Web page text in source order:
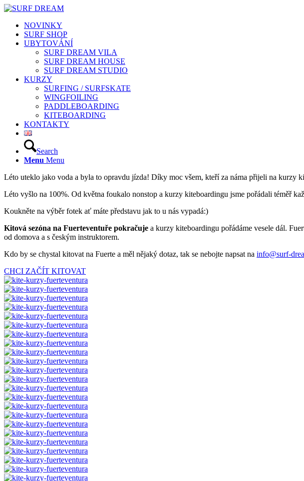
NOVINKY
SURF SHOP
UBYTOVÁNÍ
SURF DREAM VILA
SURF DREAM HOUSE
SURF DREAM STUDIO
KURZY
SURFING / SURFSKATE
WINGFOILING
PADDLEBOARDING
KITEBOARDING
KONTAKTY
Search
Menu Menu
Léto uteklo jako voda a byla to opravdu jízda! Díky moc všem, kteří za náma přijeli na kurzy
Léto vyšlo na 100%. Od května foukalo nonstop a kurzy kiteboardingu jsme pořádali téměř
Koukněte na výběr fotek ať máte představu jak to u nás vypadá:)
Kitová sezóna na Fuerteventuře pokračuje a kurzy kiteboardingu pořádáme vesele dál.
od domova a s českým instruktorem.
Kdo by se chystal kitovat na Fuerte a měl nějaký dotaz, tak se nebojte napsat na info@surf-
CHCI ZAČÍT KITOVAT